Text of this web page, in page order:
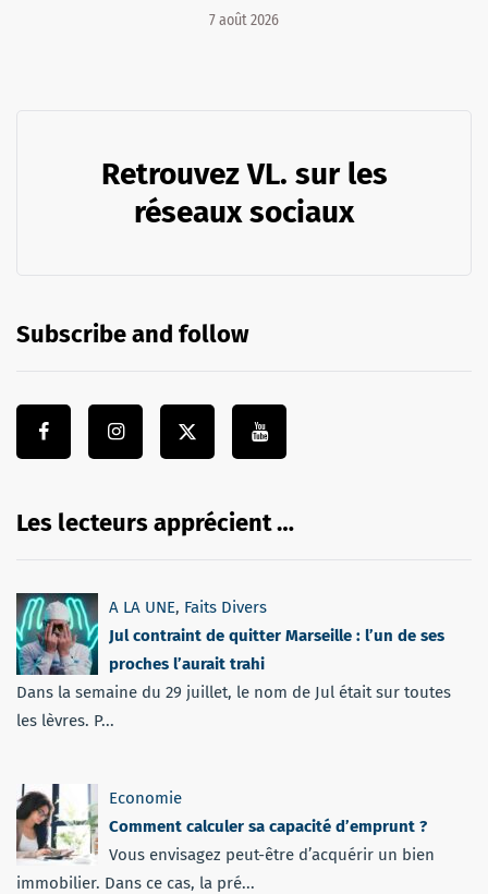
7 août 2026
Retrouvez VL. sur les
réseaux sociaux
Subscribe and follow
Les lecteurs apprécient …
A LA UNE, Faits Divers
Jul contraint de quitter Marseille : l’un de ses
proches l’aurait trahi
Dans la semaine du 29 juillet, le nom de Jul était sur toutes
les lèvres. P...
Economie
Comment calculer sa capacité d’emprunt ?
Vous envisagez peut-être d’acquérir un bien
immobilier. Dans ce cas, la pré...